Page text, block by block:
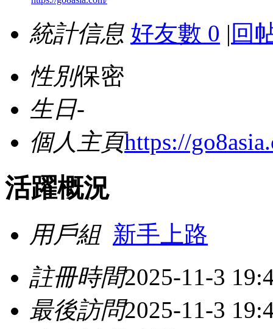
統計信息 好友數 0 | 回
性別保密
生日-
個人主頁https://
活躍概況
用戶組 新手上路
註冊時間2025-11-3
最後訪問2025-11-3